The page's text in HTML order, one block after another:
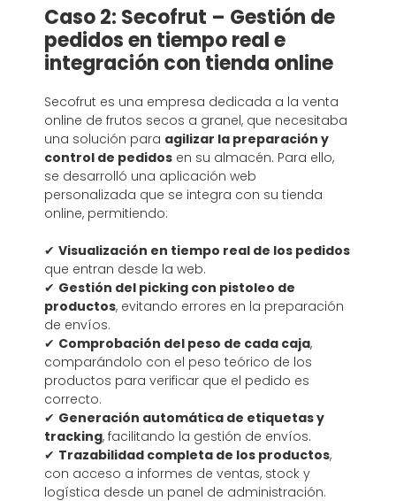
Caso 2: Secofrut – Gestión de
pedidos en tiempo real e
integración con tienda online
Secofrut es una empresa dedicada a la venta
online de frutos secos a granel, que necesitaba
una solución para agilizar la preparación y
control de pedidos en su almacén. Para ello,
se desarrolló una aplicación web
personalizada que se integra con su tienda
online, permitiendo:
✔Visualización en tiempo real de los pedidos
que entran desde la web.
✔ Gestión del picking con pistoleo de
productos, evitando errores en la preparación
de envíos.
✔ Comprobación del peso de cada caja,
comparándolo con el peso teórico de los
productos para verificar que el pedido es
correcto.
✔ Generación automática de etiquetas y
tracking, facilitando la gestión de envíos.
✔ Trazabilidad completa de los productos,
con acceso a informes de ventas, stock y
logística desde un panel de administración.